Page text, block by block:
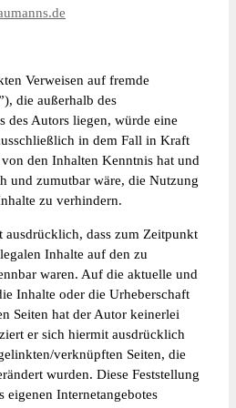
Verweisen auf fremde
die außerhalb des
des Autors liegen, würde eine
in dem Fall in Kraft
den Inhalten Kenntnis hat und
und zumutbar wäre, die Nutzung
zu verhindern.
dass zum Zeitpunkt
Inhalte auf den zu
waren. Auf die aktuelle und
Inhalte oder die Urheberschaft
Seiten hat der Autor keinerlei
er sich hiermit ausdrücklich
verknüpften Seiten, die
wurden. Diese Feststellung
Internetangebotes